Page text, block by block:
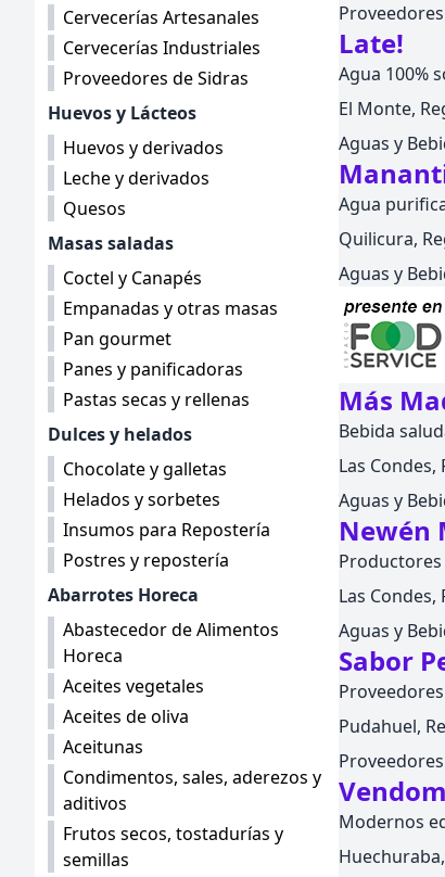
Cervecerías Artesanales
Cervecerías Industriales
Proveedores de Sidras
Huevos y Lácteos
Huevos y derivados
Leche y derivados
Quesos
Masas saladas
Coctel y Canapés
Empanadas y otras masas
Pan gourmet
Panes y panificadoras
Pastas secas y rellenas
Dulces y helados
Chocolate y galletas
Helados y sorbetes
Insumos para Repostería
Postres y repostería
Abarrotes Horeca
Abastecedor de Alimentos
Horeca
Aceites vegetales
Aceites de oliva
Aceitunas
Condimentos, sales, aderezos y
aditivos
Frutos secos, tostadurías y
semillas
Late!
Agua 100%
El Monte,
Aguas y
Agua
Quilicura,
Aguas y
Más
Bebida
Las
Aguas y
Newén
Las
Aguas y
Sabor
Pudahuel,
Modernos